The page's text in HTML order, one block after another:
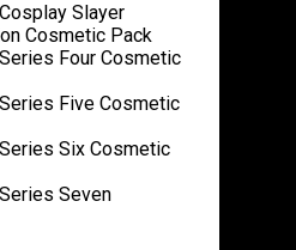
Slayer
Cosmetic Pack
Four Cosmetic
Five Cosmetic
Six Cosmetic
Seven